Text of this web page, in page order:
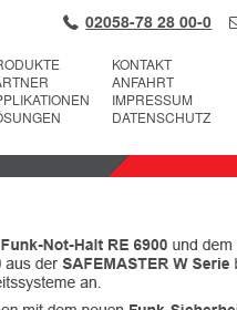
02058-78 28 00-0
KONTAKT
ANFAHRT
IMPRESSUM
DATENSCHUTZ